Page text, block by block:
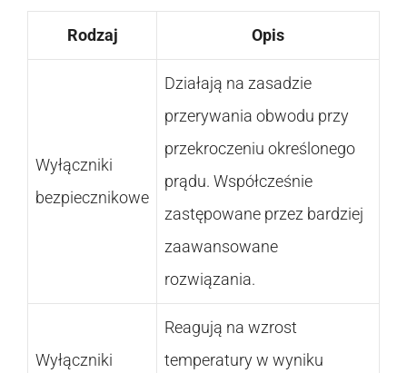
Rodzaj Opis
Wyłączniki
bezpiecznikowe
Działają na zasadzie
przerywania obwodu przy
przekroczeniu określonego
prądu. Współcześnie
zastępowane przez bardziej
zaawansowane
rozwiązania.
Wyłączniki
Reagują na wzrost
temperatury w wyniku